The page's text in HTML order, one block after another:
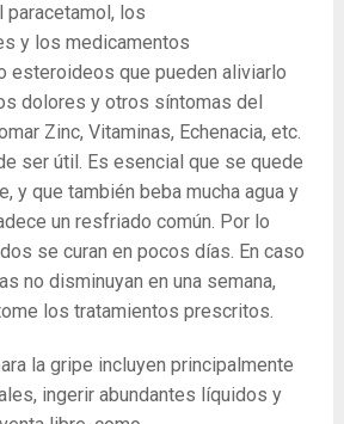
paracetamol, los
y los medicamentos
esteroideos que pueden aliviarlo
dolores y otros síntomas del
Zinc, Vitaminas, Echenacia, etc.
ser útil. Es esencial que se quede
y que también beba mucha agua y
un resfriado común. Por lo
se curan en pocos días. En caso
no disminuyan en una semana,
los tratamientos prescritos.
la gripe incluyen principalmente
ingerir abundantes líquidos y